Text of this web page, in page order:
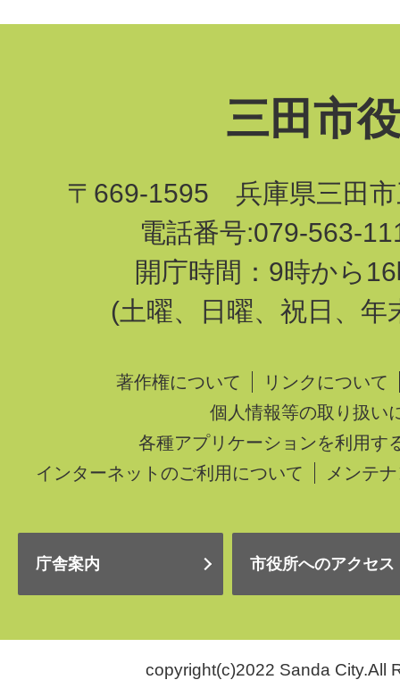
三田市
〒669-1595 兵庫県三田市
電話番号:079-563-
開庁時間：9時から
(土曜、日曜、祝日、年
著作権について
リンクについて
個人情報等の取り扱い
各種アプリケーションを利用す
インターネットのご利用について
メンテ
庁舎案内 市役所へのアクセス
copyright(c)2022 Sanda City.All